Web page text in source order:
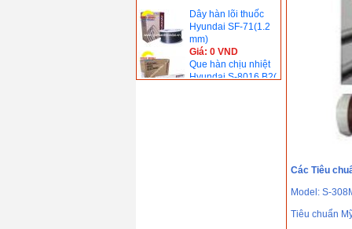
Dây hàn lõi thuốc
Hyundai SF-71(1.2
mm)
Giá: 0 VND
Que hàn chịu nhiệt
Hyundai S-8016.B2(
690℃)
Các Tiêu
Model: S-
Tiêu chuẩn